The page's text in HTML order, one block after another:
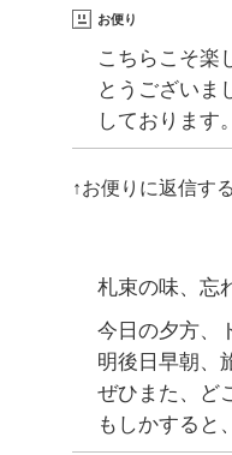
お便り
こちらこそ楽
とうございま
しております
↑お便りに返信す
札束の味、忘
今日の夕方、
明後日早朝、
ぜひまた、ど
もしかすると